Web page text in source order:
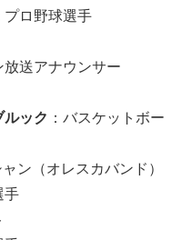
プロ野球選手
放送アナウンサー
ルック ：バスケットボー
ン（オレスカバンド）
手